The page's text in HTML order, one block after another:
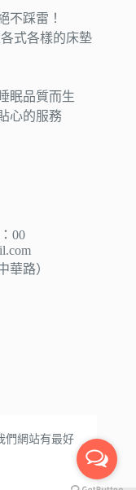
們網站有最好
不踩雷！
式各樣的床墊
眠品質而生
心的服務
00
華路）